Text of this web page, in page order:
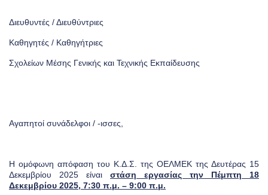
Π.Σ.Γ.Α.
ΕΝΤΥΠΑ
Διευθυντές / Διευθύντριες
Καθηγητές / Καθηγήτριες
Σχολείων Μέσης Γενικής και Τεχνικής Εκπαίδευσης
Αγαπητοί συνάδελφοι / -ισσες,
Η ομόφωνη απόφαση του Κ.Δ.Σ. της ΟΕΛΜΕΚ της Δευτέρας 15
Δεκεμβρίου 2025 είναι στάση εργασίας την Πέμπτη 18
Δεκεμβρίου 2025, 7:30 π.μ. – 9:00 π.μ.